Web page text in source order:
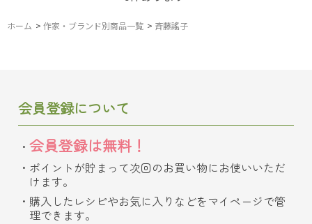
ホーム > 作家・ブランド別商品一覧 > 斉藤謠子
会員登録について
会員登録は無料！
ポイントが貯まって次回のお買い物にお使いいただ
けます。
購入したレシピやお気に入りなどをマイページで管
理できます。